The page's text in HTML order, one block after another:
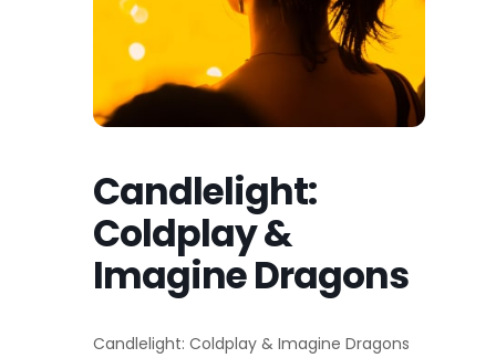
Candlelight:
Coldplay &
Imagine Dragons
Candlelight: Coldplay & Imagine Dragons